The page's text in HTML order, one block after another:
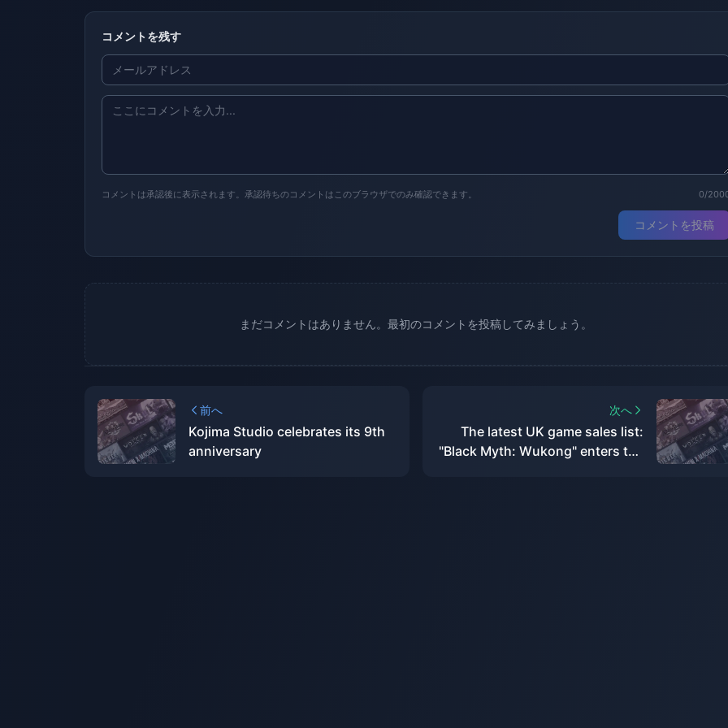
コメントを残す
コメントは承認後に表示されます。承認待ちのコメントはこのブラウザでのみ確認できます。 0/
コメントを投稿
まだコメントはありません。最初のコメントを投稿してみましょう。
前へ
Kojima Studio celebrates its 9th
anniversary
次へ
The latest UK game sales list:
"Black Myth: Wukong" enters the